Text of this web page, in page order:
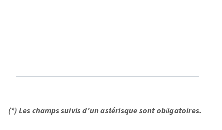
(*) Les champs suivis d'un astérisque sont obligatoires.